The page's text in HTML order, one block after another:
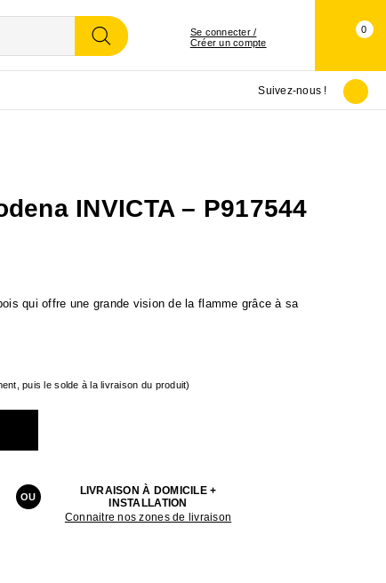
Se connecter /
Créer un compte
0
Suivez-nous !
INVICTA – P917544
qui offre une grande vision de la flamme grâce à sa
puis le solde à la livraison du produit)
LIVRAISON À DOMICILE +
INSTALLATION
Connaitre nos zones de livraison
OU